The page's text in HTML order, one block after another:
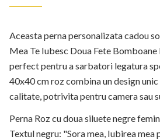
Aceasta perna personalizata cadou
Mea Te Iubesc Doua Fete
perfect pentru a sarbatori legatura
40x40 cm roz combina un design
calitate, potrivita pentru camera sau
Perna Roz cu doua siluete negre
Textul negru: "Sora mea, Iubirea